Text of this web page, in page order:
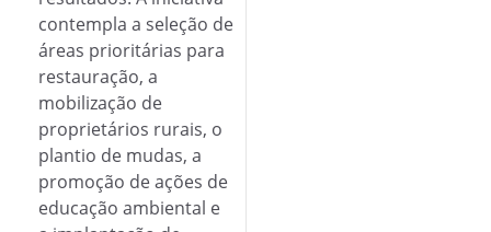
contempla a seleção de
áreas prioritárias para
restauração, a
mobilização de
proprietários rurais, o
plantio de mudas, a
promoção de ações de
educação ambiental e